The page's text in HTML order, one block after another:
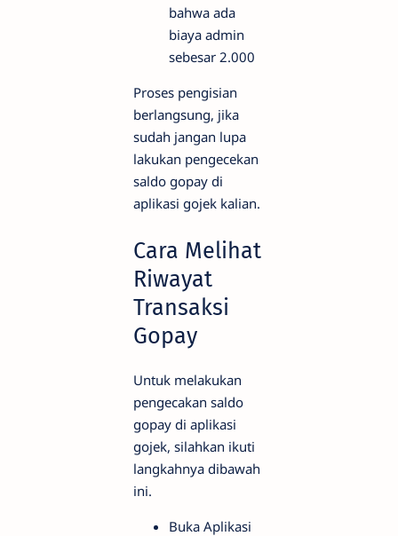
bahwa ada
biaya admin
sebesar 2.000
Proses pengisian
berlangsung, jika
sudah jangan lupa
lakukan pengecekan
saldo gopay di
aplikasi gojek kalian.
Cara Melihat
Riwayat
Transaksi
Gopay
Untuk melakukan
pengecakan saldo
gopay di aplikasi
gojek, silahkan ikuti
langkahnya dibawah
ini.
Buka Aplikasi